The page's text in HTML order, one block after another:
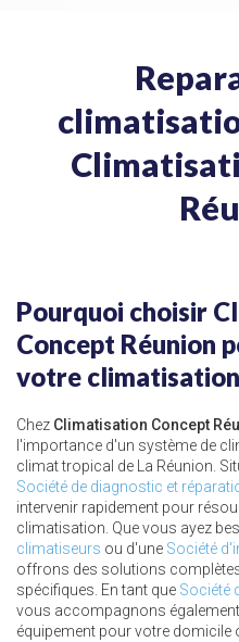
Pourquoi choisir
Concept Réunion
votre
Chez Climatisation Concept
l'importance d'un système de
climat tropical de La Réunion.
Société de diagnostic et
intervenir rapidement pour
climatisation. Que vous ayez
climatiseurs ou d'une Société
offrons des solutions
spécifiques. En tant que Société
vous accompagnons
équipement pour votre domicile